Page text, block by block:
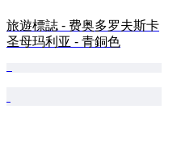
旅遊標誌 - 费奥多罗夫斯卡
圣母玛利亚 - 青銅色